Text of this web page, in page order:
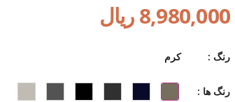
8,980,000 ریال
رنگ : کرم
رنگ ها :